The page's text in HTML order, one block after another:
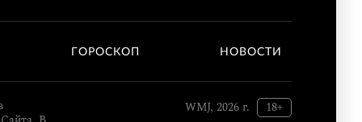
ГОРОСКОП НОВОСТИ
WMJ, 2026 г. 18+